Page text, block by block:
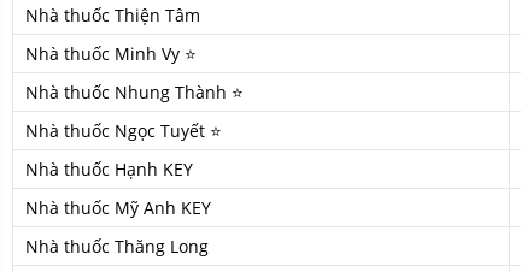
Nhà thuốc Thiện Tâm
Nhà thuốc Minh Vy ⭐
Nhà thuốc Nhung Thành ⭐
Nhà thuốc Ngọc Tuyết ⭐
Nhà thuốc Hạnh KEY
Nhà thuốc Mỹ Anh KEY
Nhà thuốc Thăng Long